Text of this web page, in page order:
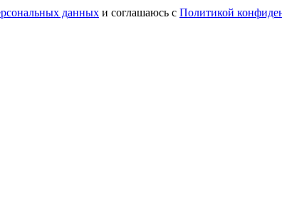
данных и соглашаюсь с Политикой